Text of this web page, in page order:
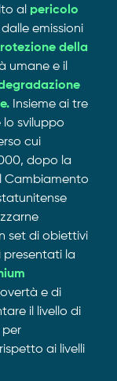
al pericolo
emissioni
della
umane e il
Insieme ai tre
sviluppo
cui
dopo la
Cambiamento
set di obiettivi
presentati la
e di
il livello di
per
ai livelli